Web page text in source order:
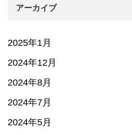
アーカイブ
2025年1月
2024年12月
2024年8月
2024年7月
2024年5月